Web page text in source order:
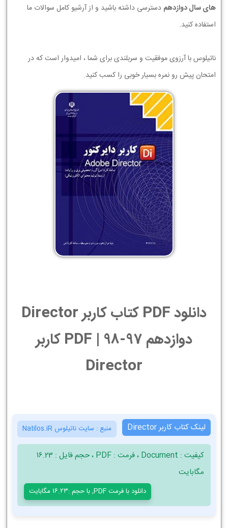
های سال دوازدهم دسترسی داشته باشید و از آرشیو کامل سوالات ما
استفاده کنید.
ناتیلوس با آرزوی موفقیت و سربلندی برای شما ، امیدوار است که در
امتحان پیش رو نمره بسیار خوبی را کسب کنید.
دانلود PDF کتاب کاربر Director
دوازدهم 97-98 | PDF کاربر
Director
لینک کتاب کاربر Director منبع : سایت ناتیلوس Natilos.iR
کیفیت : Document ، فرمت : PDF ، حجم فایل : 16.23
مگابایت
دانلود با فرمت PDF, با حجم :16.23 مگابایت